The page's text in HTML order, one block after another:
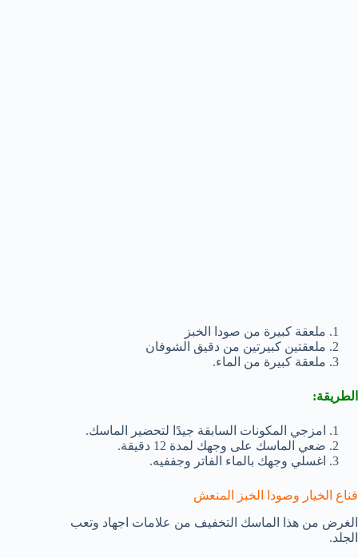
ملعقة كبيرة من صودا الخبز
ملعقتين كبيرتين من دقيق الشوفان
ملعقة كبيرة من الماء.
الطريقة:
امزجي المكونات السابقة جيدًا لتحضير الماسك.
ضعي الماسك على وجهك لمدة 12 دقيقة.
اغسلي وجهك بالماء الفاتر وجففيه.
قناع الخيار وصودا الخبز المنعش
الغرض من هذا الماسك التخفيف من علامات اجهاد وتعب
الجلد.